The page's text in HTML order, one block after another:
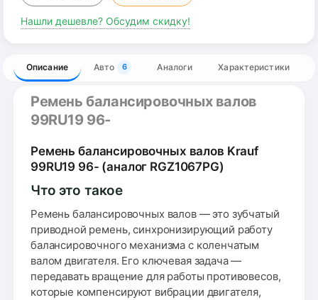
Нашли дешевле? Обсудим скидку!
Описание Авто 6 Аналоги Характеристики
Ремень балансировочных валов
99RU19 96-
Ремень балансировочных валов Krauf
99RU19 96- (аналог RGZ1067PG)
Что это такое
Ремень балансировочных валов — это зубчатый
приводной ремень, синхронизирующий работу
балансировочного механизма с коленчатым
валом двигателя. Его ключевая задача —
передавать вращение для работы противовесов,
которые компенсируют вибрации двигателя,